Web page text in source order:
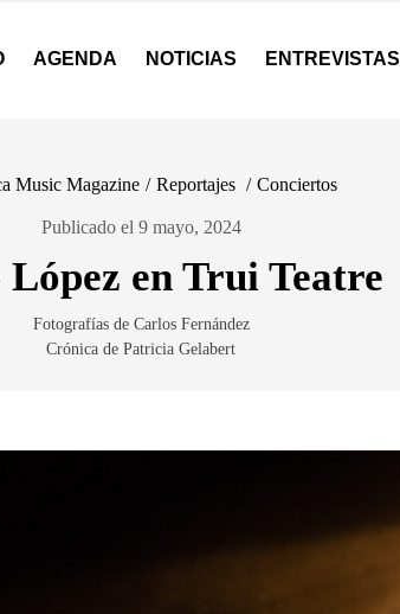
AGENDA NOTICIAS ENTREVISTAS
Music Magazine / Reportajes / Conciertos
Publicado el 9 mayo, 2024
López en Trui Teatre
Fotografías de Carlos Fernández
Crónica de Patricia Gelabert